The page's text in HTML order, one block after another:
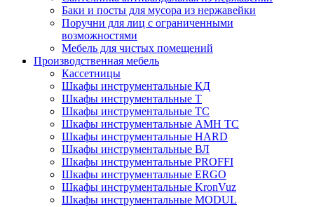
Баки и посты для мусора из нержавейки
Поручни для лиц с ограниченными
возможностями
Мебель для чистых помещений
Производственная мебель
Кассетницы
Шкафы инструментальные КД
Шкафы инструментальные Т
Шкафы инструментальные ТС
Шкафы инструментальные AMH TC
Шкафы инструментальные HARD
Шкафы инструментальные ВЛ
Шкафы инструментальные PROFFI
Шкафы инструментальные ERGO
Шкафы инструментальные KronVuz
Шкафы инструментальные MODUL